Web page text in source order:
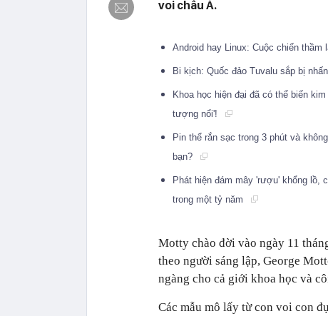
voi châu Á.
Android hay Linux: Cuộc chiến
Bi kịch: Quốc đảo Tuvalu sắp bị
Khoa học hiện đại đã có thể biến
tượng nổi'!
Pin thể rắn sạc trong 3 phút và
bạn?
Phát hiện đám mây 'rượu' khổng lồ,
trong một tỷ năm
Motty chào đời vào ngày 11
theo người sáng lập, George
ngàng cho cả giới khoa học và
Các mẫu mô lấy từ con voi con